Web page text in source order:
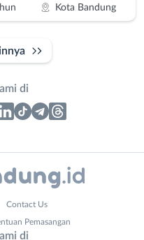
Kota Bandung
di
Contact Us
Pemasangan
di